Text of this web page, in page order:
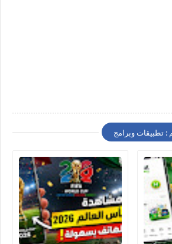
تطبيقات وبرامج